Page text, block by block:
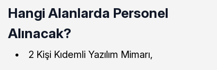
Hangi Alanlarda Personel
Alınacak?
2 Kişi Kıdemli Yazılım Mimarı,